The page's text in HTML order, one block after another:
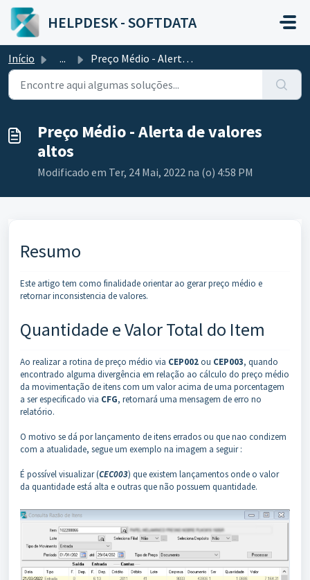
Ir para o conteúdo principal
HELPDESK - SOFTDATA
Início ... Preço Médio - Alerta de valores altos
Preço Médio - Alerta de valores
altos
Modificado em Ter, 24 Mai, 2022 na (o) 4:58 PM
Resumo
Este artigo tem como finalidade orientar ao gerar preço médio e
retornar inconsistencia de valores.
Quantidade e Valor Total do Item
Ao realizar a rotina de preço médio via CEP002ou CEP003, quando
encontrado alguma divergência em relação ao cálculo do preço médio
da movimentação de itens com um valor acima de uma porcentagem
a ser especificado via CFG, retornará uma mensagem de erro no
relatório.
O motivo se dá por lançamento de itens errados ou que nao condizem
com a atualidade, segue um exemplo na imagem a seguir :
É possível visualizar (CEC003) que existem lançamentos onde o valor
da quantidade está alta e outras que não possuem quantidade.